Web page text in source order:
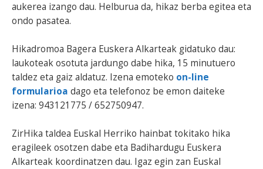
aukerea izango dau. Helburua da, hikaz berba egitea eta
ondo pasatea.
Hikadromoa Bagera Euskera Alkarteak gidatuko dau:
laukoteak osotuta jardungo dabe hika, 15 minutuero
taldez eta gaiz aldatuz. Izena emoteko on-line
formularioa dago eta telefonoz be emon daiteke
izena: 943121775 / 652750947.
ZirHika taldea Euskal Herriko hainbat tokitako hika
eragileek osotzen dabe eta Badihardugu Euskera
Alkarteak koordinatzen dau. Igaz egin zan Euskal